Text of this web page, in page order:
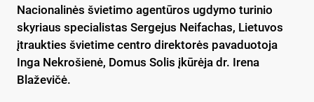
Nacionalinės švietimo agentūros ugdymo turinio
skyriaus specialistas Sergejus Neifachas, Lietuvos
įtraukties švietime centro direktorės pavaduotoja
Inga Nekrošienė, Domus Solis įkūrėja dr. Irena
Blaževičė.